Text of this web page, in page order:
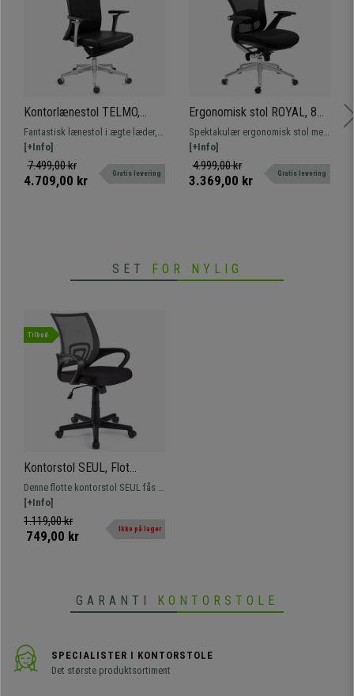
Kontorlænestol TELMO,
Højeste Kvalitet, Elegant
Design, Ægte Læder, I Sort
Fantastisk lænestol i ægte læder,
en luksus med hensyn til design,
kvalitet og komfort. Professionel
brug i 8 timer.
[+Info]
7.499,00 kr
4.709,00 kr Gratis levering
Ergonomisk stol ROYAL, 8
timers brug, Avanceret
Lændestøtte, Eksklusivt
Design, Sort
Spektakulær ergonomisk stol med
førsteklasses teknologi og
design. Fremragende komfort med
unik stil. Hurtig levering!
[+Info]
4.999,00 kr
3.369,00 kr Gratis levering
SET FOR NYLIG
Tilbud
Kontorstol SEUL, Flot
Design, Bredt Polstret
Sæde, Grå Farve
Denne flotte kontorstol SEUL fås i
flere forskellige farver. Dens
polstrede netsæde gør den meget
komfortabel.
[+Info]
1.119,00 kr
749,00 kr Ikke på lager
GARANTI KONTORSTOLE
SPECIALISTER I KONTORSTOLE
Det største produktsortiment